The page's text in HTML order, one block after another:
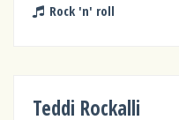
Rock 'n' roll
Teddi Rockalli